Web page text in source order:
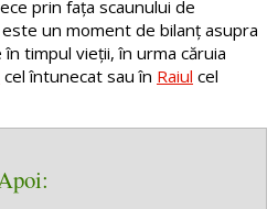
prin fața scaunului de
un moment de bilanț asupra
timpul vieții, în urma căruia
cel întunecat sau în Raiul cel